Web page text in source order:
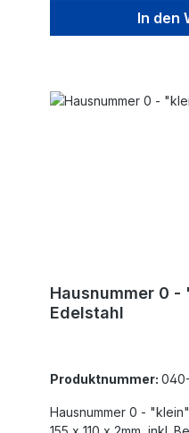
In den
Hausnummer 0 -
Edelstahl
Produktnummer:
Hausnummer 0 -